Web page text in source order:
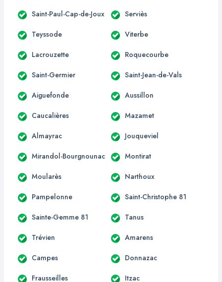
Saint-Paul-Cap-de-Joux Serviès
Teyssode Viterbe
Lacrouzette Roquecourbe
Saint-Germier Saint-Jean-de-Vals
Aiguefonde Aussillon
Caucalières Mazamet
Almayrac Jouqueviel
Mirandol-Bourgnounac Montirat
Moularès Narthoux
Pampelonne Saint-Christophe 81
Sainte-Gemme 81 Tanus
Trévien Amarens
Campes Donnazac
Frausseilles Itzac